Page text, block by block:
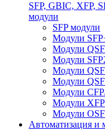
SFP, GBIC, XFP,
модули
SFP модули
Модули
Модули
Модули
Модули
Модули
Модули
Модули XFP
Модули
Автоматизация и